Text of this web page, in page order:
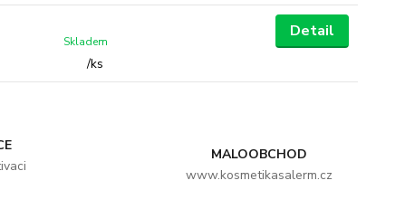
/ks
Skladem
Detail
MALOOBCHOD
www.kosmetikasalerm.cz